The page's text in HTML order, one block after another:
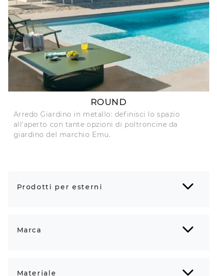
Prodotti per esterni
Marca
Materiale
ROUND
Arredo Giardino in metallo: definisci lo spazio
all'aperto con tante opzioni di poltroncine da
giardino del marchio Emu.